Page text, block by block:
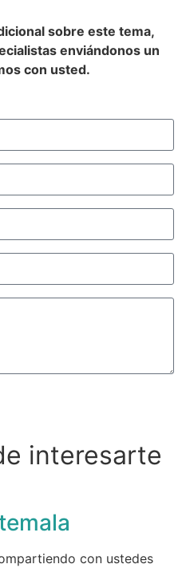
sobre este tema,
enviándonos un
con usted.
interesarte
con ustedes